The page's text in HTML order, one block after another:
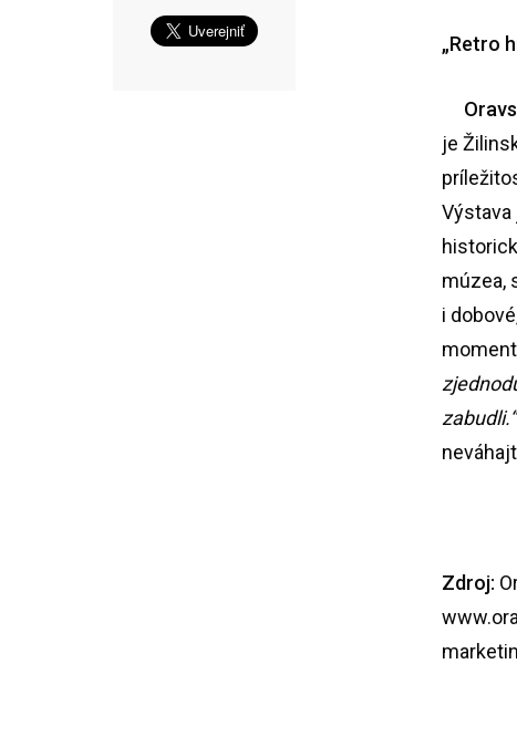
„Retro
je
múzea,
i
Zdroj: